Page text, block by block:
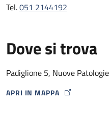
Tel.051 2144192
Dove si trova
Padiglione 5, Nuove
APRI IN MAPPA
MAP ICON